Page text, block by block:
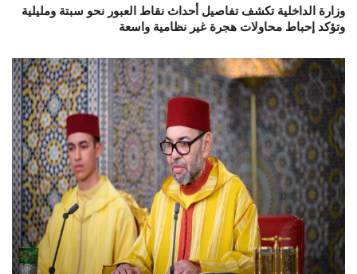
وزارة الداخلية تكشف تفاصيل أحداث نقاط العبور نحو سبتة ومليلية
وتؤكد إحباط محاولات هجرة غير نظامية واسعة